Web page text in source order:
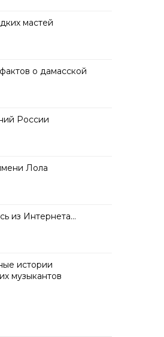
мастей
о дамасской
России
Лола
из Интернета…
истории
музыкантов